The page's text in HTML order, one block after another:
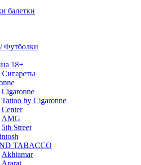
балетки
Футболки
18+
Cigaronne
Tattoo by Cigaronne
Center
AMG
5th Street
TABACCO
Akhtamar
Ararat